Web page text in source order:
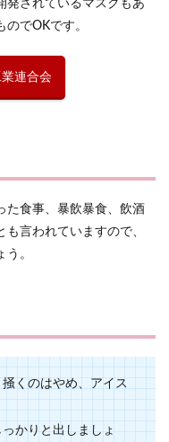
発されているマスクもあ
でOKです。
連合会
た食事、暴飲暴食、飲酒
言われていますので、
。
くのはやめ、アイス
かりと出しましょ